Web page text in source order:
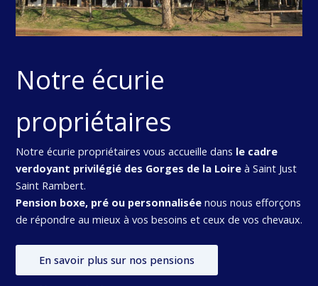
Notre écurie
propriétaires
Notre écurie propriétaires vous accueille dans le cadre
verdoyant privilégié des Gorges de la Loireà Saint Just
Saint Rambert.
Pension boxe, pré ou personnaliséenous nous efforçons
de répondre au mieux à vos besoins et ceux de vos chevaux.
En savoir plus sur nos pensions